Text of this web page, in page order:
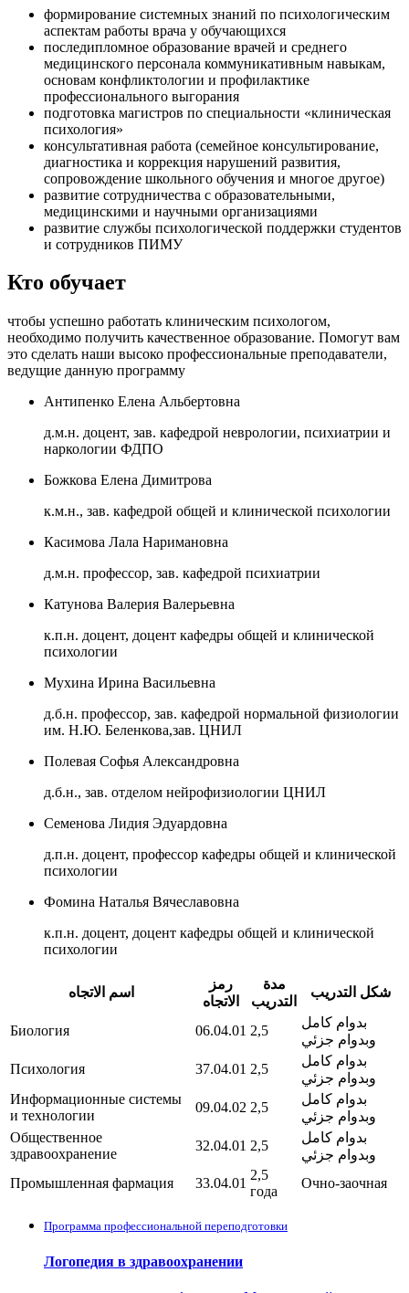
формирование системных знаний по психологическим
аспектам работы врача у обучающихся
последипломное образование врачей и среднего
медицинского персонала коммуникативным навыкам,
основам конфликтологии и профилактике
профессионального выгорания
подготовка магистров по специальности «клиническая
психология»
консультативная работа (семейное консультирование,
диагностика и коррекция нарушений развития,
сопровождение школьного обучения и многое другое)
развитие сотрудничества с образовательными,
медицинскими и научными организациями
развитие службы психологической поддержки студентов
и сотрудников ПИМУ
Кто обучает
чтобы успешно работать клиническим психологом,
необходимо получить качественное образование. Помогут вам
это сделать наши высоко профессиональные преподаватели,
ведущие данную программу
Антипенко Елена Альбертовна
д.м.н. доцент, зав. кафедрой неврологии, психиатрии и
наркологии ФДПО
Божкова Елена Димитрова
к.м.н., зав. кафедрой общей и клинической психологии
Касимова Лала Наримановна
д.м.н. профессор, зав. кафедрой психиатрии
Катунова Валерия Валерьевна
к.п.н. доцент, доцент кафедры общей и клинической
психологии
Мухина Ирина Васильевна
д.б.н. профессор, зав. кафедрой нормальной физиологии
им. Н.Ю. Беленкова,зав. ЦНИЛ
Полевая Софья Александровна
д.б.н., зав. отделом нейрофизиологии ЦНИЛ
Семенова Лидия Эдуардовна
д.п.н. доцент, профессор кафедры общей и клинической
психологии
Фомина Наталья Вячеславовна
к.п.н. доцент, доцент кафедры общей и клинической
психологии
اسم الاتجاه
رمز
الاتجاه
مدة
التدريب
شكل التدريب
Биология 06.04.01 2,5
بدوام كامل
وبدوام جزئي
Психология
37.04.01 2,5
بدوام كامل
وبدوام جزئي
Информационные системы
и технологии
09.04.02 2,5
بدوام كامل
وبدوام جزئي
Общественное
здравоохранение
32.04.01 2,5
بدوام كامل
وبدوام جزئي
Промышленная фармация
33.04.01
2,5
года
Очно-заочная
Программа профессиональной переподготовки
Логопедия в здравоохранении